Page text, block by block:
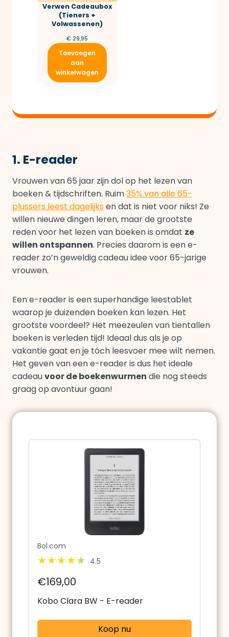
Verwen Cadeaubox
(Tieners +
Volwassenen)
€ 29,95
Toevoegen
aan
winkelwagen
1. E-reader
Vrouwen van 65 jaar zijn dol op het lezen van
boeken & tijdschriften. Ruim35% van alle 65-
plussers leest dagelijksen dat is niet voor niks! Ze
willen nieuwe dingen leren, maar de grootste
reden voor het lezen van boeken is omdat ze
willen ontspannen. Precies daarom is een e-
reader zo’n geweldig cadeau idee voor 65-jarige
vrouwen.
Een e-reader is een superhandige leestablet
waarop je duizenden boeken kan lezen. Het
grootste voordeel? Het meezeulen van tientallen
boeken is verleden tijd! Ideaal dus als je op
vakantie gaat en je tóch leesvoer mee wilt nemen.
Het geven van een e-reader is dus het ideale
cadeauvoor de boekenwurmen die nog steeds
graag op avontuur gaan!
Bol.com
4.5
€169,00
Kobo Clara BW - E-reader
Koop nu